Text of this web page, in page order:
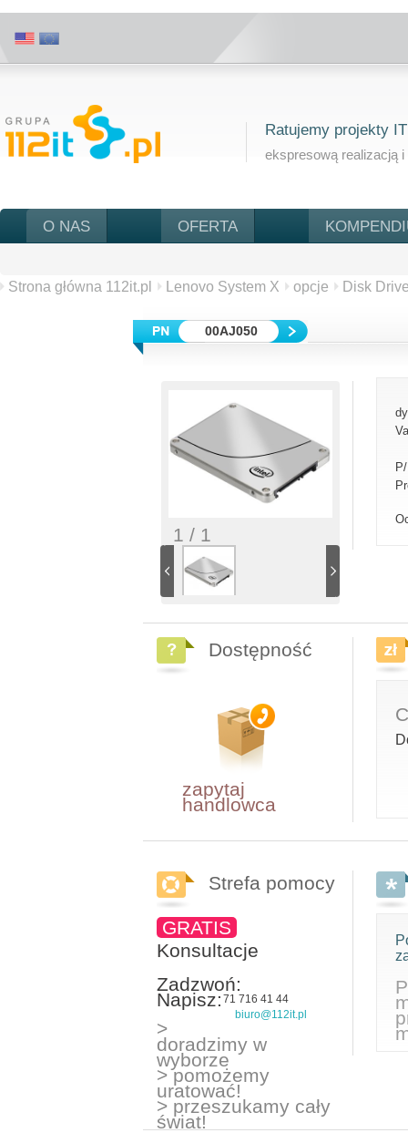
Ratujemy projekty IT
ekspresową realizacją i
O NAS OFERTA
Strona główna 112it.pl Lenovo System X opcje Disk
00AJ050
1 / 1
Dostępność
zapytaj
handlowca
Strefa pomocy
GRATIS
Konsultacje
Zadzwoń:
71 716 41 44
Napisz:
biuro@112it.pl
>
doradzimy w
wyborze
> pomożemy
uratować!
> przeszukamy cały
świat!